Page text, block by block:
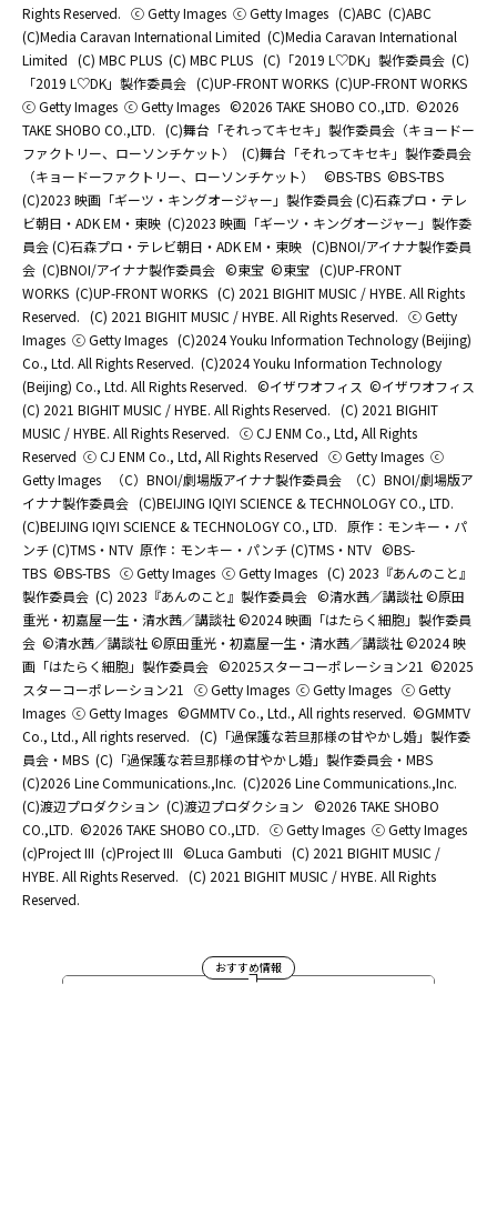
Rights Reserved. ⓒ Getty Images ⓒ Getty Images (C)ABC (C)ABC
(C)Media Caravan International Limited (C)Media Caravan International
Limited (C) MBC PLUS (C) MBC PLUS (C)「2019 L♡DK」製作委員会 (C)
「2019 L♡DK」製作委員会 (C)UP-FRONT WORKS (C)UP-FRONT WORKS
ⓒ Getty Images ⓒ Getty Images ©2026 TAKE SHOBO CO.,LTD. ©2026
TAKE SHOBO CO.,LTD. (C)舞台「それってキセキ」製作委員会（キョードー
ファクトリー、ローソンチケット）
(C)舞台「それってキセキ」製作委員会
（キョードーファクトリー、ローソンチケット）
©BS-TBS ©BS-TBS
(C)2023 映画「ギーツ・キングオージャー」製作委員会 (C)石森プロ・テレ
ビ朝日・ADK EM・東映 (C)2023 映画「ギーツ・キングオージャー」製作委
員会 (C)石森プロ・テレビ朝日・ADK EM・東映 (C)BNOI/アイナナ製作委員
会 (C)BNOI/アイナナ製作委員会 ©東宝 ©東宝 (C)UP-FRONT
WORKS (C)UP-FRONT WORKS (C) 2021 BIGHIT MUSIC / HYBE. All Rights
Reserved. (C) 2021 BIGHIT MUSIC / HYBE. All Rights Reserved. ⓒ Getty
Images ⓒ Getty Images (C)2024 Youku Information Technology (Beijing)
Co., Ltd. All Rights Reserved. (C)2024 Youku Information Technology
(Beijing) Co., Ltd. All Rights Reserved. ©イザワオフィス ©イザワオフィス
(C) 2021 BIGHIT MUSIC / HYBE. All Rights Reserved. (C) 2021 BIGHIT
MUSIC / HYBE. All Rights Reserved. ⓒ CJ ENM Co., Ltd, All Rights
Reserved ⓒ CJ ENM Co., Ltd, All Rights Reserved ⓒ Getty Images ⓒ
Getty Images
（C）BNOI/劇場版アイナナ製作委員会
（C）BNOI/劇場版ア
イナナ製作委員会 (C)BEIJING IQIYI SCIENCE & TECHNOLOGY CO., LTD.
(C)BEIJING IQIYI SCIENCE & TECHNOLOGY CO., LTD.
原作：モンキー・パ
ンチ (C)TMS・NTV 原作：モンキー・パンチ (C)TMS・NTV ©BS-
TBS ©BS-TBS ⓒ Getty Images ⓒ Getty Images (C) 2023『あんのこと』
製作委員会 (C) 2023『あんのこと』製作委員会 ©清水茜／講談社 ©原田
重光・初嘉屋一生・清水茜／講談社 ©2024 映画「はたらく細胞」製作委員
会 ©清水茜／講談社 ©原田重光・初嘉屋一生・清水茜／講談社 ©2024 映
画「はたらく細胞」製作委員会 ©2025スターコーポレーション21 ©2025
スターコーポレーション21
ⓒ Getty Images ⓒ Getty Images ⓒ Getty
Images ⓒ Getty Images ©GMMTV Co., Ltd., All rights reserved. ©GMMTV
Co., Ltd., All rights reserved. (C)「過保護な若旦那様の甘やかし婚」製作委
員会・MBS (C)「過保護な若旦那様の甘やかし婚」製作委員会・MBS
(C)2026 Line Communications.,Inc. (C)2026 Line Communications.,Inc.
(C)渡辺プロダクション (C)渡辺プロダクション ©2026 TAKE SHOBO
CO.,LTD. ©2026 TAKE SHOBO CO.,LTD. ⓒ Getty Images ⓒ Getty Images
(c)Project III (c)Project III ©Luca Gambuti (C) 2021 BIGHIT MUSIC /
HYBE. All Rights Reserved. (C) 2021 BIGHIT MUSIC / HYBE. All Rights
Reserved.
おすすめ情報